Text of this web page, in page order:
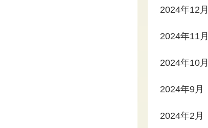
2024年12月
2024年11月
2024年10月
2024年9月
2024年2月